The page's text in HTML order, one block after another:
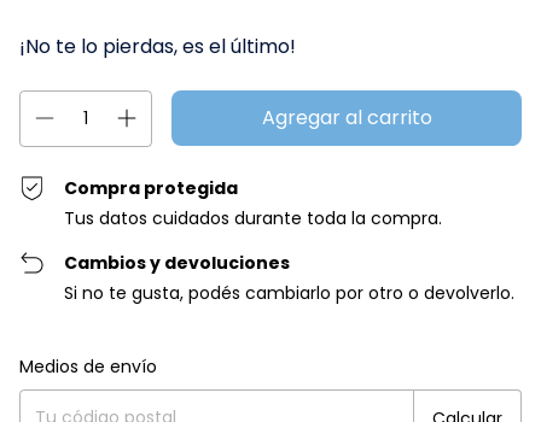
¡No te lo pierdas, es el último!
Compra protegida
Tus datos cuidados durante toda la compra.
Cambios y devoluciones
Si no te gusta, podés cambiarlo por otro o devolverlo.
Entregas para el CP:
Medios de envío